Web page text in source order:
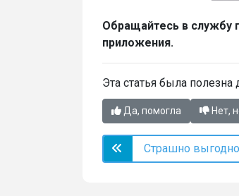
Обращайтесь в службу
приложения.
Эта статья была полезна
Да, помогла Нет,